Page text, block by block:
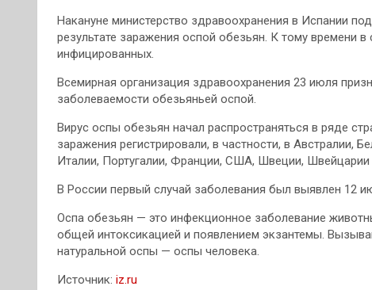
Накануне министерство здравоохранения в Испании
результате заражения оспой обезьян. К тому времени
инфицированных.
Всемирная организация здравоохранения 23 июля
заболеваемости обезьяньей оспой.
Вирус оспы обезьян начал распространяться в ряде
заражения регистрировали, в частности, в Австралии,
Италии, Португалии, Франции, США, Швеции,
В России первый случай заболевания был выявлен 12
Оспа обезьян — это инфекционное заболевание
общей интоксикацией и появлением экзантемы.
натуральной оспы — оспы человека.
Источник: iz.ru